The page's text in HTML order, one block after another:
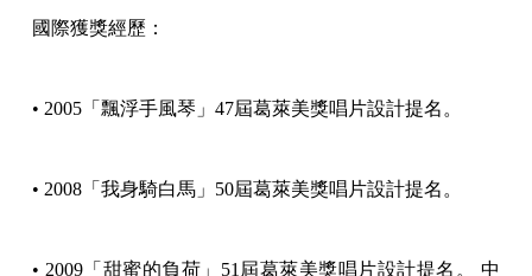
國際獲獎經歷：
• 2005「飄浮手風琴」47屆葛萊美獎唱片設計提名。
• 2008「我身騎白馬」50屆葛萊美獎唱片設計提名。
• 2009「甜蜜的負荷」51屆葛萊美獎唱片設計提名。 中